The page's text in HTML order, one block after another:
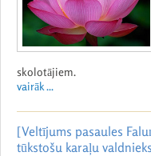
skolotājiem.
vairāk ...
[Veltījums pasaules
tūkstošu karaļu